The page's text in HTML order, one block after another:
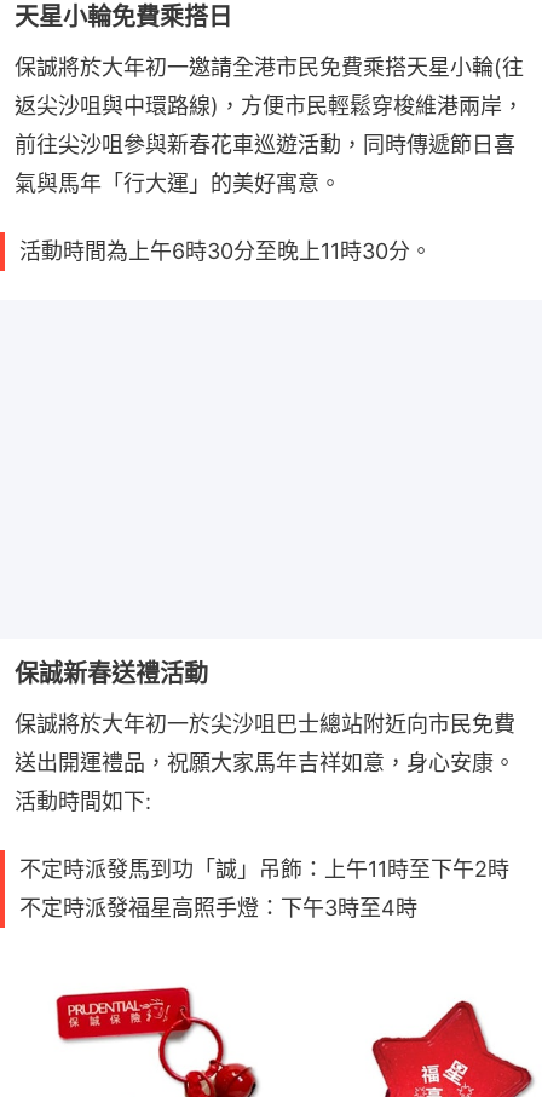
天星小輪免費乘搭日
保誠將於大年初一邀請全港市民免費乘搭天星小輪(往
返尖沙咀與中環路線)，方便市民輕鬆穿梭維港兩岸，
前往尖沙咀參與新春花車巡遊活動，同時傳遞節日喜
氣與馬年「行大運」的美好寓意。
活動時間為上午6時30分至晚上11時30分。
保誠新春送禮活動
保誠將於大年初一於尖沙咀巴士總站附近向市民免費
送出開運禮品，祝願大家馬年吉祥如意，身心安康。
活動時間如下:
不定時派發馬到功「誠」吊飾：上午11時至下午2時
不定時派發福星高照手燈：下午3時至4時